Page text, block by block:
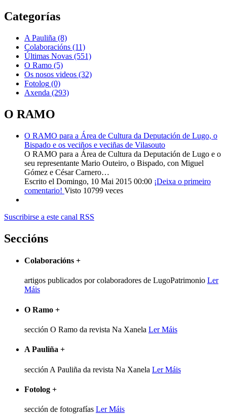
Categorías
A Pauliña (8)
Colaboracións (11)
Últimas Novas (551)
O Ramo (5)
Os nosos videos (32)
Fotolog (0)
Axenda (293)
O RAMO
O RAMO para a Área de Cultura da Deputación de Lugo, o
Bispado e os veciños e veciñas de Vilasouto
O RAMO para a Área de Cultura da Deputación de Lugo e o
seu representante Mario Outeiro, o Bispado, con Miguel
Gómez e César Carnero…
Escrito el Domingo, 10 Mai 2015 00:00 ¡Deixa o primeiro
comentario! Visto 10799 veces
Suscribirse a este canal RSS
Seccións
Colaboracións +
artigos publicados por colaboradores de LugoPatrimonio Ler
Máis
O Ramo +
sección O Ramo da revista Na Xanela Ler Máis
A Pauliña +
sección A Pauliña da revista Na Xanela Ler Máis
Fotolog +
sección de fotografías Ler Máis